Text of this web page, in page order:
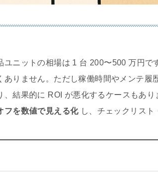
ユニットの相場は 1 台 200〜500 万円で
ありません。ただし稼働時間やメンテ
、結果的に ROI が悪化するケースもあり
フを数値で見える化し、チェックリスト